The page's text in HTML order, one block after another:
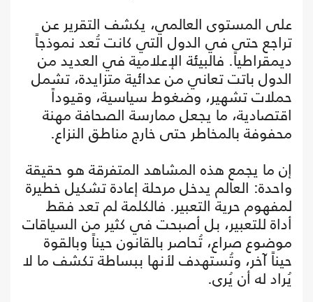
على المستوى العالمي، يكشف التقرير عن
تراجع حتى في الدول التي كانت تُعد نموذجاً
ديمقراطياً. فالبيئة الإعلامية في العديد من
الدول باتت تعاني من عدائية متزايدة، تشمل
حملات تشهير، وضغوط سياسية، وقيوداً
اقتصادية، ما يجعل ممارسة الصحافة مهنة
محفوفة بالمخاطر حتى خارج مناطق النزاع.
إن ما يجمع هذه المشاهد المتفرقة هو حقيقة
واحدة: العالم يدخل مرحلة إعادة تشكيل خطيرة
لمفهوم حرية التعبير. فالكلمة لم تعد فقط
أداة للتعبير، بل أصبحت في كثير من السياقات
موضوع صراع، تُحاصر بالقانون حيناً وبالقوة
حيناً آخر، وتُستهدف لأنها ببساطة تكشف ما لا
يُراد له أن يُرى.